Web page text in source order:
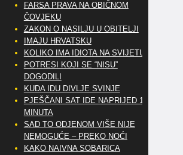
FARSA PRAVA NA OBIČNOM
ČOVJEKU
ZAKON O NASILJU U OBITELJI
IMAJU HRVATSKU
KOLIKO IMA IDIOTA NA SVIJETU?
POTRESI KOJI SE “NISU”
DOGODILI
KUDA IDU DIVLJE SVINJE
PJEŠČANI SAT IDE NAPRIJED 10
MINUTA
SAD TO ODJENOM VIŠE NIJE
NEMOGUĆE – PREKO NOĆI
KAKO NAIVNA SOBARICA